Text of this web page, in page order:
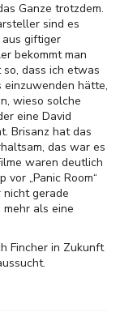
Ganze trotzdem.
sind es
aus giftiger
bekommt man
dass ich etwas
einzuwenden hätte,
wieso solche
eine David
Brisanz hat das
das war es
waren deutlich
„Panic Room“
nicht gerade
als eine
Fincher in Zukunft